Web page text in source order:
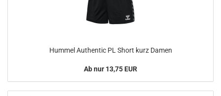
Hummel Authentic PL Short kurz Damen
Ab nur 13,75 EUR